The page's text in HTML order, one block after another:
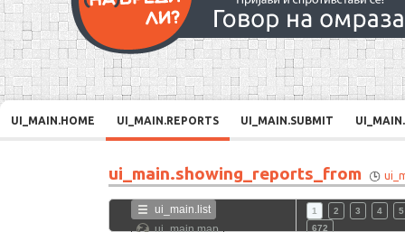
UI_MAIN.HOME UI_MAIN.REPORTS UI_MAIN.SUBMIT
ui_main.showing_reports_from
ui_main.list
ui_main.map
1 2 3 4
5
672